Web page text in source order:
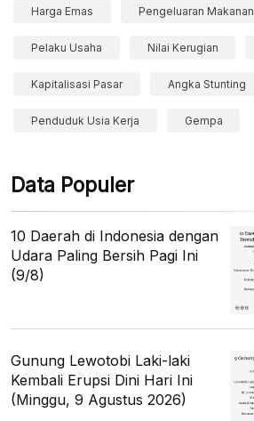
Harga Emas Pengeluaran Makanan
Pelaku Usaha Nilai Kerugian
Kapitalisasi Pasar Angka Stunting
Penduduk Usia Kerja Gempa
Data Populer
10 Daerah di Indonesia dengan
Udara Paling Bersih Pagi Ini
(9/8)
Gunung Lewotobi Laki-laki
Kembali Erupsi Dini Hari Ini
(Minggu, 9 Agustus 2026)